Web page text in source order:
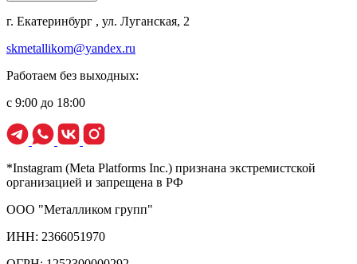
г. Екатеринбург , ул. Луганская, 2
skmetallikom@yandex.ru
Работаем без выходных:
с 9:00 до 18:00
*Instagram (Meta Platforms Inc.) признана экстремистской
организацией и запрещена в РФ
ООО "Металликом групп"
ИНН: 2366051970